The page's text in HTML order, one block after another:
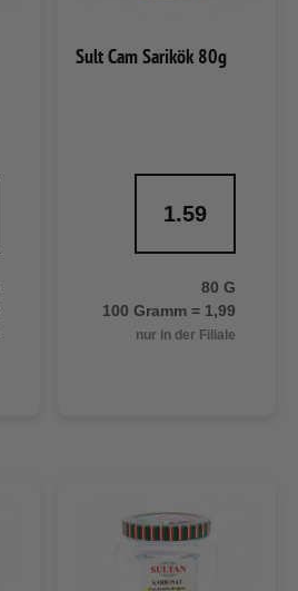
Sult Cam Sarikök 80g
1.59
80 G
100 Gramm = 1,99
nur in der Filiale